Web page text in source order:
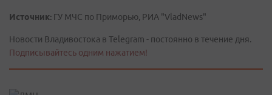
Источник: ГУ МЧС по Приморью, РИА "VladNews"
Новости Владивостока в Telegram - постоянно в течение дня.
Подписывайтесь одним нажатием!